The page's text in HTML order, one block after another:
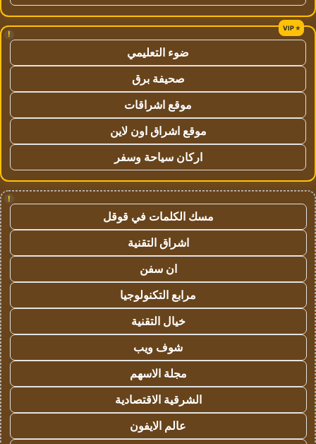
!
ضوء التعليمي
صحيفة برق
موقع اشراقات
موقع اشراق اون لاين
اركان سياحة وسفر
!
مسك الكلمات في قوقل
اشراق التقنية
ان سفن
مرابع التكنولوجيا
خيال التقنية
شوف ويب
مجلة الاسهم
الشرقية الاقتصادية
عالم الايفون